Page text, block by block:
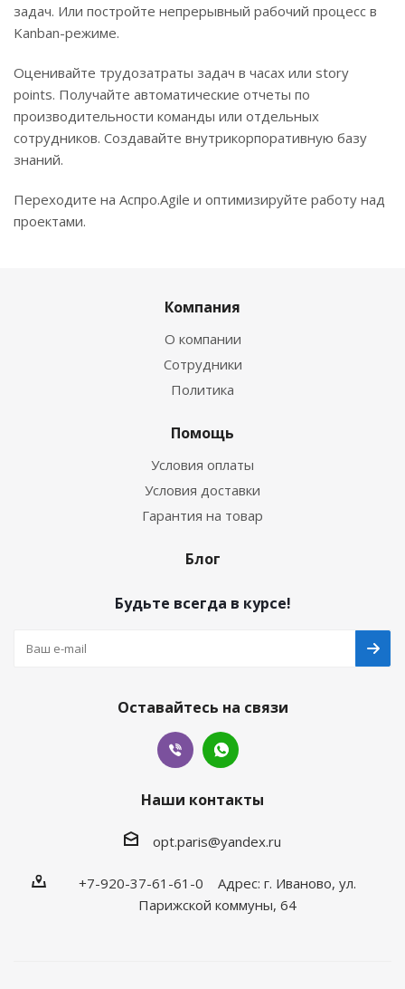
задач. Или постройте непрерывный рабочий процесс в
Kanban-режиме.
Оценивайте трудозатраты задач в часах или story
points. Получайте автоматические отчеты по
производительности команды или отдельных
сотрудников. Создавайте внутрикорпоративную базу
знаний.
Переходите на Аспро.Agile и оптимизируйте работу над
проектами.
Компания
О компании
Сотрудники
Политика
Помощь
Условия оплаты
Условия доставки
Гарантия на товар
Блог
Будьте всегда в курсе!
Оставайтесь на связи
Наши контакты
opt.paris@yandex.ru
+7-920-37-61-61-0 Адрес: г. Иваново, ул.
Парижской коммуны, 64